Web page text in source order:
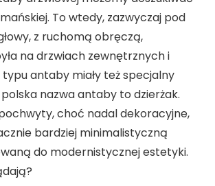
To wtedy, zazwyczaj pod
z ruchomą obręczą,
na drzwiach zewnętrznych i
antaby miały też specjalny
nazwa antaby to dzierżak.
choć nadal dekoracyjne,
bardziej minimalistyczną
do modernistycznej estetyki.